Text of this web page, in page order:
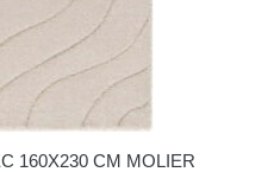
160X230 CM MOLIER